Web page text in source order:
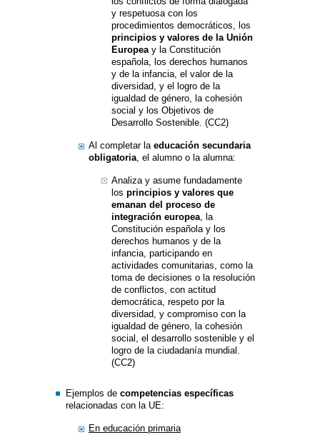
y respetuosa con los
procedimientos democráticos, los
principios y valores de la Unión
Europeay la Constitución
española, los derechos humanos
y de la infancia, el valor de la
diversidad, y el logro de la
igualdad de género, la cohesión
social y los Objetivos de
Desarrollo Sostenible. (CC2)
Al completar la educación secundaria
obligatoria, el alumno o la alumna:
Analiza y asume fundadamente
los principios y valores que
emanan del proceso de
integración europea, la
Constitución española y los
derechos humanos y de la
infancia, participando en
actividades comunitarias, como la
toma de decisiones o la resolución
de conflictos, con actitud
democrática, respeto por la
diversidad, y compromiso con la
igualdad de género, la cohesión
social, el desarrollo sostenible y el
logro de la ciudadanía mundial.
(CC2)
Ejemplos de competencias específicas
relacionadas con la UE:
En educación primaria